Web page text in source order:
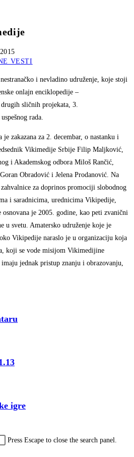
VESTI
i nevladino udruženje, koje stoji
onlajn enciklopedije –
sličnih projekata, 3.
rada.
zakazana za 2. decembar, o nastanku i
Vikimedije Srbije Filip Maljković,
i Akademskog odbora Miloš Rančić,
Obradović i Jelena Prodanović. Na
za doprinos promociji slobodnog
i saradnicima, urednicima Vikipedije,
je 2005. godine, kao peti zvanični
u svetu. Amatersko udruženje koje je
Vikipedije naraslo je u organizaciju koja
koji se vode misijom Vikimedijine
jednak pristup znanju i obrazovanju,
igre
Press Escape to close the search panel.